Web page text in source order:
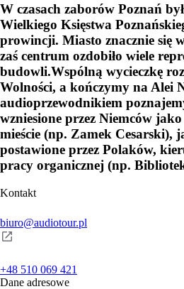
W czasach zaborów Poznań
Wielkiego Księstwa
prowincji. Miasto znacznie się
zaś centrum ozdobiło wiele
budowli.Wspólną wycieczkę
Wolności, a kończymy na Alei
audioprzewodnikiem
wzniesione przez Niemców
mieście (np. Zamek Cesarski),
postawione przez Polaków,
pracy organicznej (np.
Kontakt
biuro@audiotour.pl
+48 510 069 421
Dane adresowe